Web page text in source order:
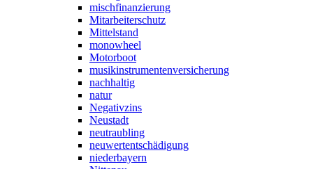
mischfinanzierung
Mitarbeiterschutz
Mittelstand
monowheel
Motorboot
musikinstrumentenversicherung
nachhaltig
natur
Negativzins
Neustadt
neutraubling
neuwertentschädigung
niederbayern